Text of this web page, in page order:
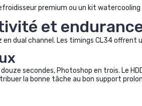
premium ou un kit watercooling
et
en dual channel. Les timings CL34
secondes, Photoshop en trois. Le
la bonne tâche au bon support